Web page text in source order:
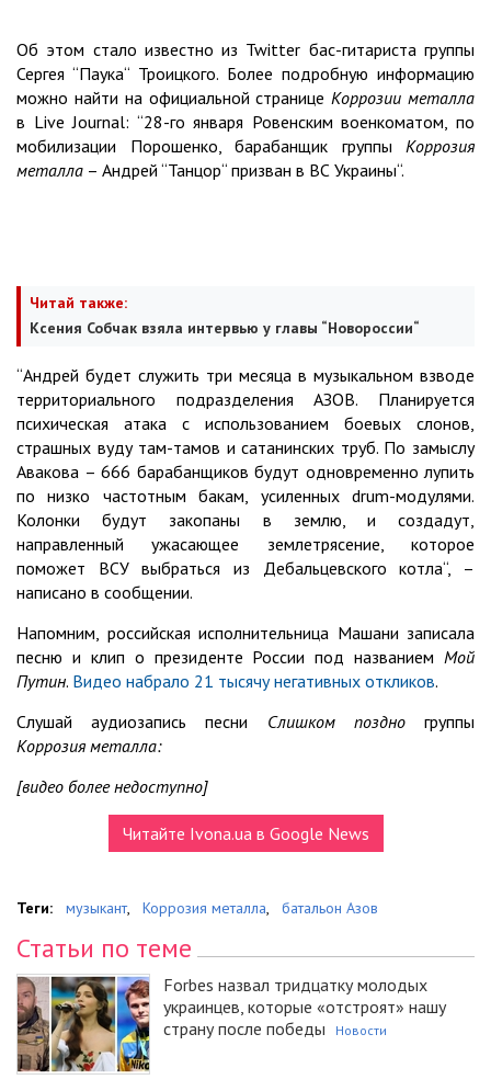
Об этом стало известно из Twitter бас-гитариста группы
Сергея “Паука“ Троицкого. Более подробную информацию
можно найти на официальной страницеКоррозии металла
в Live Journal: “28-го января Ровенским военкоматом, по
мобилизации Порошенко, барабанщик группы Коррозия
металла – Андрей “Танцор“ призван в ВС Украины“.
Читай также:
Ксения Собчак взяла интервью у главы “Новороссии“
“Андрей будет служить три месяца в музыкальном взводе
территориального подразделения АЗОВ. Планируется
психическая атака с использованием боевых слонов,
страшных вуду там-тамов и сатанинских труб. По замыслу
Авакова – 666 барабанщиков будут одновременно лупить
по низко частотным бакам, усиленных drum-модулями.
Колонки будут закопаны в землю, и создадут,
направленный ужасающее землетрясение, которое
поможет ВСУ выбраться из Дебальцевского котла“, –
написано в сообщении.
Напомним, российская исполнительница Машани записала
песню и клип о президенте России под названием Мой
Путин. Видео набрало 21 тысячу негативных откликов.
Слушай аудиозапись песни Слишком поздногруппы
Коррозия металла:
[видео более недоступно]
Читайте Ivona.ua в Google News
Теги: музыкант, Коррозия металла, батальон Азов
Статьи по теме
Forbes назвал тридцатку молодых
украинцев, которые «отстроят» нашу
страну после победы
Новости